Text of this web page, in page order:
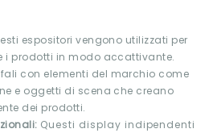
espositori vengono utilizzati per
i prodotti in modo accattivante.
con elementi del marchio come
e oggetti di scena che creano
dei prodotti.
Questi display indipendenti